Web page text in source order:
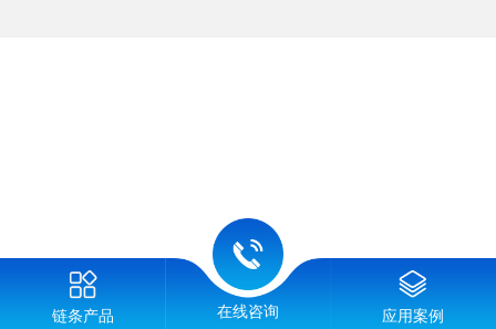
链条产品 在线咨询 应用案例